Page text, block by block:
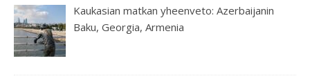
Kaukasian matkan yheenveto: Azerbaijanin
Baku, Georgia, Armenia